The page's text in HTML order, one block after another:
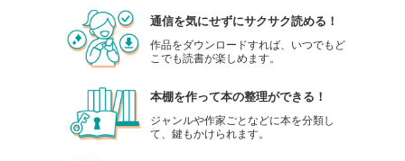
通信を気にせずにサクサク読める！
作品をダウンロードすれば、いつでもど
こでも読書が楽しめます。
本棚を作って本の整理ができる！
ジャンルや作家ごとなどに本を分類し
て、鍵もかけられます。